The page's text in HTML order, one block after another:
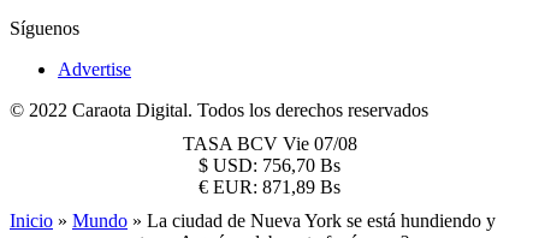
Síguenos
Advertise
© 2022 Caraota Digital. Todos los derechos reservados
TASA BCV Vie 07/08
$ USD: 756,70 Bs
€ EUR: 871,89 Bs
Inicio » Mundo » La ciudad de Nueva York se está hundiendo y